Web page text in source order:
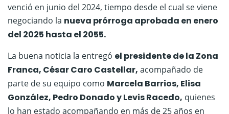
venció en junio del 2024, tiempo desde el cual se viene
negociando la nueva prórroga aprobada en enero
del 2025 hasta el 2055.
La buena noticia la entregó el presidente de la Zona
Franca, César Caro Castellar, acompañado de
parte de su equipo como Marcela Barrios, Elisa
González, Pedro Donado y Levis Racedo, quienes
lo han estado acompañando en más de 25 años en